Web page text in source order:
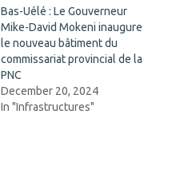
Bas-Uélé : Le Gouverneur
Mike-David Mokeni inaugure
le nouveau bâtiment du
commissariat provincial de la
PNC
December 20, 2024
In "Infrastructures"